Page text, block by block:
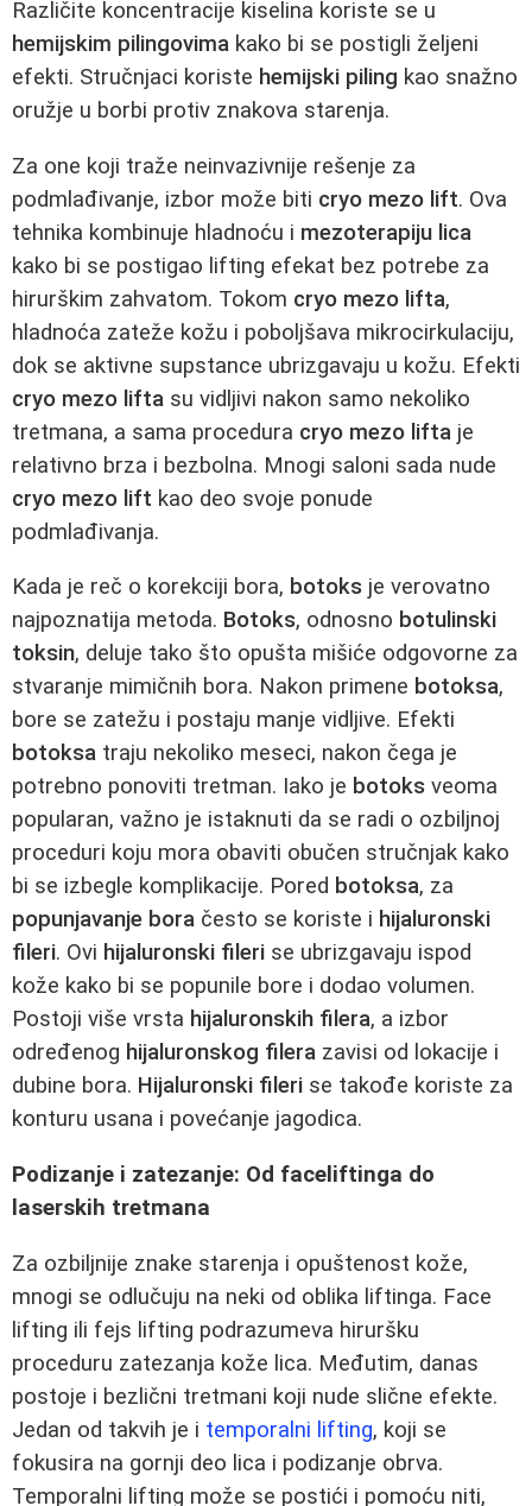
Različite koncentracije kiselina koriste se u
hemijskim pilingovima kako bi se postigli željeni
efekti. Stručnjaci koriste hemijski piling kao snažno
oružje u borbi protiv znakova starenja.
Za one koji traže neinvazivnije rešenje za
podmlađivanje, izbor može biti cryo mezo lift. Ova
tehnika kombinuje hladnoću i mezoterapiju lica
kako bi se postigao lifting efekat bez potrebe za
hirurškim zahvatom. Tokom cryo mezo lifta,
hladnoća zateže kožu i poboljšava mikrocirkulaciju,
dok se aktivne supstance ubrizgavaju u kožu. Efekti
cryo mezo lifta su vidljivi nakon samo nekoliko
tretmana, a sama procedura cryo mezo lifta je
relativno brza i bezbolna. Mnogi saloni sada nude
cryo mezo lift kao deo svoje ponude
podmlađivanja.
Kada je reč o korekciji bora, botoks je verovatno
najpoznatija metoda. Botoks, odnosno botulinski
toksin, deluje tako što opušta mišiće odgovorne za
stvaranje mimičnih bora. Nakon primene botoksa,
bore se zatežu i postaju manje vidljive. Efekti
botoksa traju nekoliko meseci, nakon čega je
potrebno ponoviti tretman. Iako je botoks veoma
popularan, važno je istaknuti da se radi o ozbiljnoj
proceduri koju mora obaviti obučen stručnjak kako
bi se izbegle komplikacije. Pored botoksa, za
popunjavanje bora često se koriste i hijaluronski
fileri. Ovi hijaluronski fileri se ubrizgavaju ispod
kože kako bi se popunile bore i dodao volumen.
Postoji više vrsta hijaluronskih filera, a izbor
određenog hijaluronskog filera zavisi od lokacije i
dubine bora. Hijaluronski fileri se takođe koriste za
konturu usana i povećanje jagodica.
Podizanje i zatezanje: Od faceliftinga do
laserskih tretmana
Za ozbiljnije znake starenja i opuštenost kože,
mnogi se odlučuju na neki od oblika liftinga. Face
lifting ili fejs lifting podrazumeva hiruršku
proceduru zatezanja kože lica. Međutim, danas
postoje i bezlični tretmani koji nude slične efekte.
Jedan od takvih je i temporalni lifting, koji se
fokusira na gornji deo lica i podizanje obrva.
Temporalni lifting može se postići i pomoću niti,